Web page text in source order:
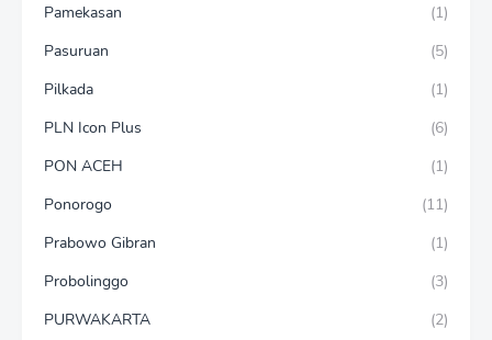
Pamekasan
(1)
Pasuruan
(5)
Pilkada
(1)
PLN Icon Plus
(6)
PON ACEH
(1)
Ponorogo
(11)
Prabowo Gibran
(1)
Probolinggo
(3)
PURWAKARTA
(2)